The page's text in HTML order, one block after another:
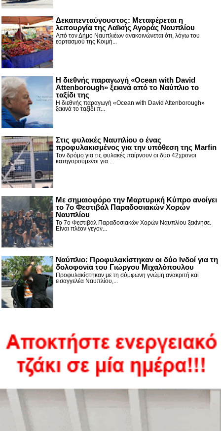
Δεκαπενταύγουστος: Μεταφέρεται η
λειτουργία της Λαϊκής Αγοράς Ναυπλίου
Από τον Δήμο Ναυπλιέων ανακοινώνεται ότι, λόγω του
εορτασμού της Κοιμή...
Η διεθνής παραγωγή «Ocean with David
Attenborough» ξεκινά από το Ναύπλιο το
ταξίδι της
Η διεθνής παραγωγή «Ocean with David Attenborough»
ξεκινά το ταξίδι π...
Στις φυλακές Ναυπλίου ο ένας
προφυλακισμένος για την υπόθεση της Marfin
Τον δρόμο για τις φυλακές παίρνουν οι δύο 42χρονοι
κατηγορούμενοι για ...
Με σημαιοφόρο την Μαρτυρική Κύπρο ανοίγει
το 7ο Φεστιβάλ Παραδοσιακών Χορών
Ναυπλίου
Το 7ο Φεστιβάλ Παραδοσιακών Χορών Ναυπλίου ξεκίνησε.
Είναι πλέον γεγον...
Ναύπλιο: Προφυλακίστηκαν οι δύο Ινδοί για τη
δολοφονία του Γιώργου Μιχαλόπουλου
Προφυλακίστηκαν με τη σύμφωνη γνώμη ανακριτή και
εισαγγελέα Ναυπλίου,...